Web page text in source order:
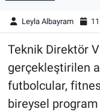
Leyla Albayram
Teknik Direktör
gerçekleştirilen
futbolcular,
bireysel